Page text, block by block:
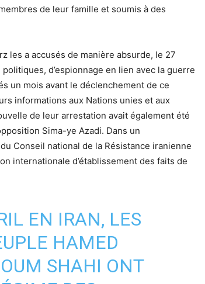
de leur famille et soumis à des
les a accusés de manière absurde, le 27
d’espionnage en lien avec la guerre
un mois avant le déclenchement de ce
informations aux Nations unies et aux
de leur arrestation avait également été
Sima-ye Azadi. Dans un
Conseil national de la Résistance iranienne
internationale d’établissement des faits de
EN IRAN, LES
HAMED
SHAHI ONT